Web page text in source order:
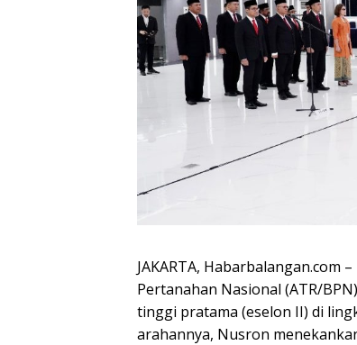
JAKARTA, Habarbalangan.com
Pertanahan Nasional (ATR/
tinggi pratama (eselon II) di
arahannya, Nusron